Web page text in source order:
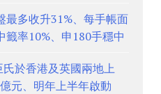
最多收升31%、每手帳面
率10%、申180手穩中
於香港及英國兩地上
元、明年上半年啟動